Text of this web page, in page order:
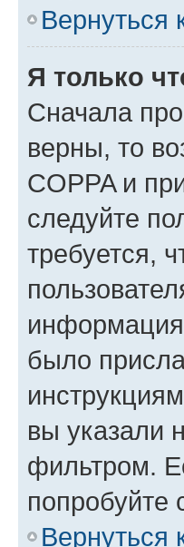
Вернуться
Я только
Сначала
верны, то
COPPA и
следуйте
требуется,
информация
было
вы указали
фильтром.
попробуйте
Вернуться